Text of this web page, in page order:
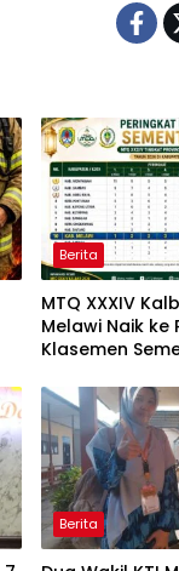
Berita
MTQ XXXIV
Melawi Naik ke
Klasemen
Lebih Baik
Berita